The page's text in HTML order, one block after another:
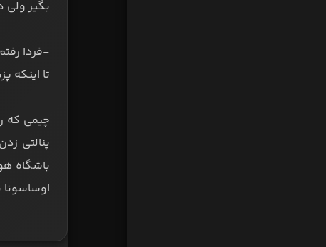
بگیر ولی
-فردا
تا اینکه
چیمی که
پنالتی